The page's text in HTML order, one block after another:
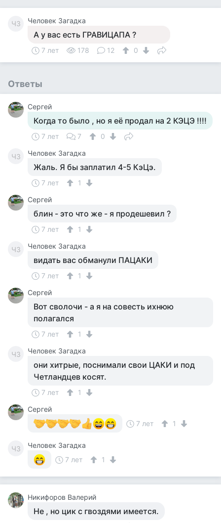
ЧЗ Человек Загадка
А у вас есть ГРАВИЦАПА ?
7 лет 178 12 0
Ответы
Сергей
Когда то было , но я её продал на 2 КЭЦЭ !!!!
7 лет 7 0
ЧЗ Человек Загадка
Жаль. Я бы заплатил 4-5 КэЦэ.
7 лет
1
Сергей
блин - это что же - я продешевил ?
7 лет 1
ЧЗ Человек Загадка
видать вас обманули ПАЦАКИ
7 лет
1
Сергей
Вот сволочи - а я на совесть ихнюю
полагался
7 лет 1
ЧЗ Человек Загадка
они хитрые, поснимали свои ЦАКИ и под
Четландцев косят.
7 лет
1
Сергей
7 лет
1
ЧЗ
Человек Загадка
7 лет
1
Никифоров Валерий
Не , но цик с гвоздями имеется.